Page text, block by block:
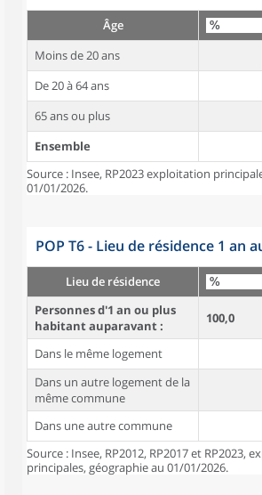
Âge
Moins de 20 ans
De 20 à 64 ans
65 ans ou plus
Ensemble
Source : Insee, RP2023 exploitation
01/01/2026.
POP T6 - Lieu de résidence 1 an
Lieu de résidence
Personnes d'1 an ou plus
habitant auparavant :
100,0
Dans le même logement
Dans un autre logement de la
même commune
Dans une autre commune
Source : Insee, RP2012, RP2017 et RP2023,
principales, géographie au 01/01/2026.